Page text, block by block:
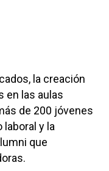
la creación
en las aulas
de 200 jóvenes
laboral y la
que